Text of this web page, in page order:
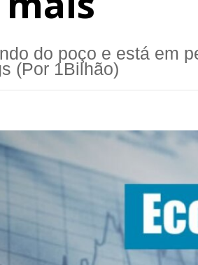
do poço e está em
(Por 1Bilhão)